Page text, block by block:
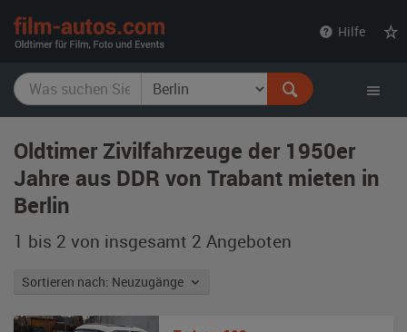
Hilfe
Oldtimer Zivilfahrzeuge der 1950er
Jahre aus DDR von Trabant mieten in
Berlin
1 bis 2 von insgesamt 2 Angeboten
Sortieren nach: Neuzugänge